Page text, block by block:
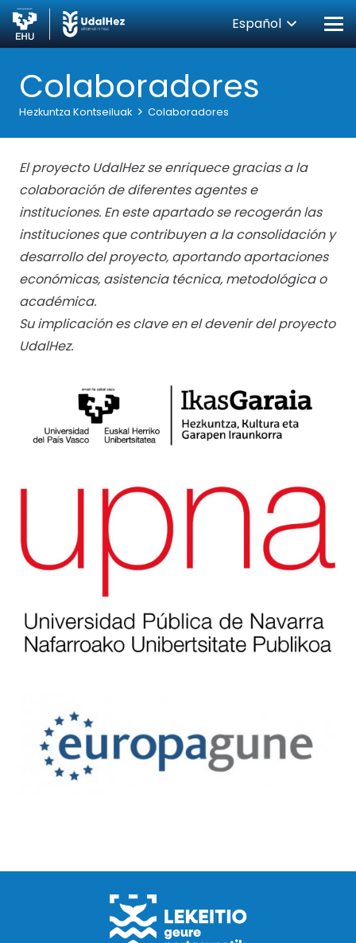
Español
Colaboradores
Hezkuntza Kontseiluak Colaboradores
El proyecto UdalHez se enriquece gracias a la
colaboración de diferentes agentes e
instituciones. En este apartado se recogerán las
instituciones que contribuyen a la consolidación y
desarrollo del proyecto, aportando aportaciones
económicas, asistencia técnica, metodológica o
académica.
Su implicación es clave en el devenir del proyecto
UdalHez.